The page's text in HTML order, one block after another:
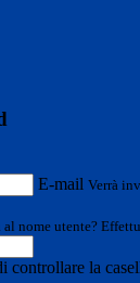
E-mail Verrà
nome utente?
controllare la